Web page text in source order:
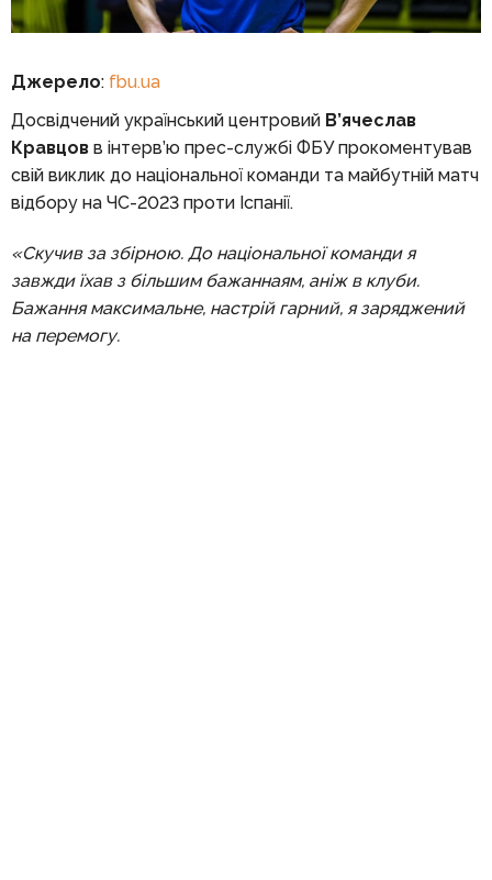
Джерело: fbu.ua
Досвідчений український центровий В’ячеслав
Кравцов в інтерв’ю прес-службі ФБУ прокоментував
свій виклик до національної команди та майбутній матч
відбору на ЧС-2023 проти Іспанії.
«Скучив за збірною. До національної команди я
завжди їхав з більшим бажаннаям, аніж в клуби.
Бажання максимальне, настрій гарний, я заряджений
на перемогу.